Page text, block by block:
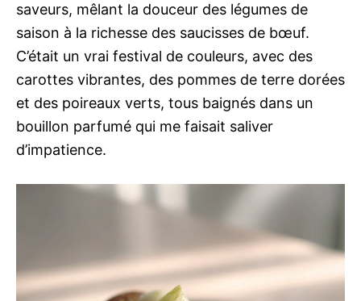
saveurs, mêlant la douceur des légumes de
saison à la richesse des saucisses de bœuf.
C’était un vrai festival de couleurs, avec des
carottes vibrantes, des pommes de terre dorées
et des poireaux verts, tous baignés dans un
bouillon parfumé qui me faisait saliver
d’impatience.